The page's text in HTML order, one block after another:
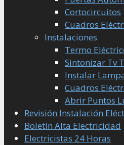
Cortocircuitos
Cuadros
Instalaciones
Termo
Sintonizar Tv
Instalar
Cuadros
Abrir Puntos
Revisión Instalación
Boletín Alta Electricidad
Electricistas 24 Horas